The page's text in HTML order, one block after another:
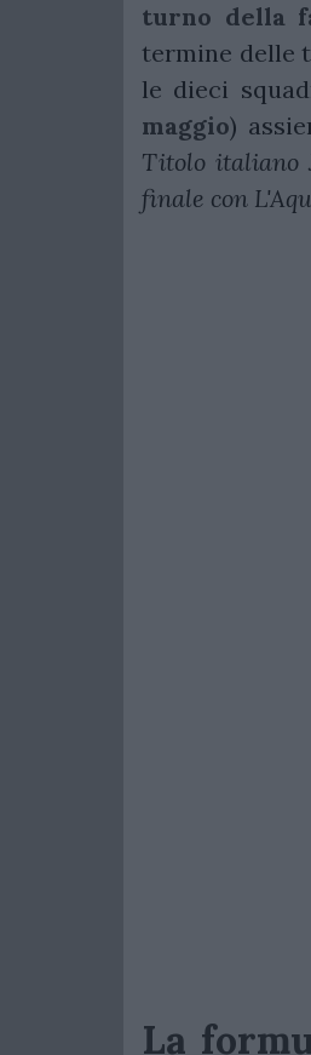
turno della
termine delle
le dieci
maggio)
Titolo italiano
finale con
La